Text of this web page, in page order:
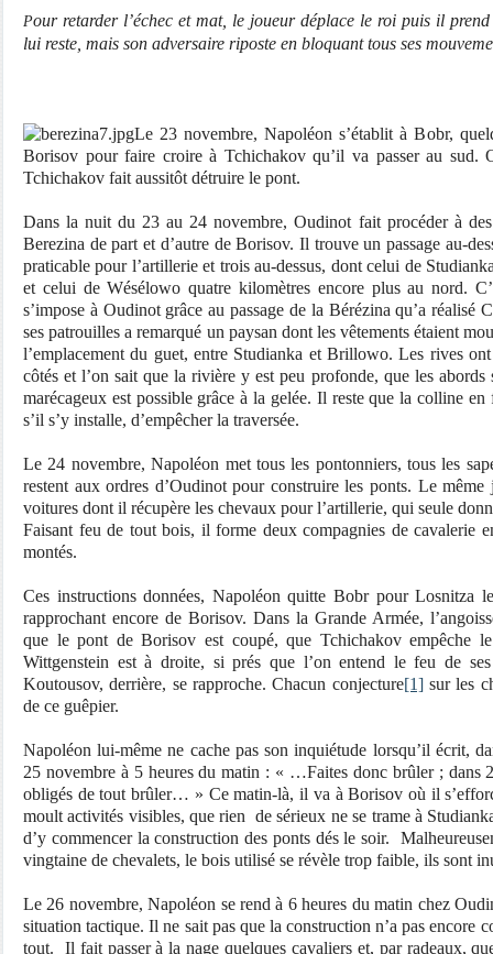
Pour retarder l’échec et mat, le joueur déplace le roi puis il
lui reste, mais son adversaire riposte en bloquant tous ses
Le 23 novembre, Napoléon s’établit à Bobr,
Borisov pour faire croire à Tchichakov qu’il va passer au sud.
Tchichakov fait aussitôt détruire le pont.
Dans la nuit du 23 au 24 novembre, Oudinot fait procéder à
Berezina de part et d’autre de Borisov. Il trouve un passage au-
praticable pour l’artillerie et trois au-dessus, dont celui de
et celui de Wésélowo quatre kilomètres encore plus au nord.
s’impose à Oudinot grâce au passage de la Bérézina qu’a réalisé
ses patrouilles a remarqué un paysan dont les vêtements étaient
l’emplacement du guet, entre Studianka et Brillowo. Les rives
côtés et l’on sait que la rivière y est peu profonde, que les
marécageux est possible grâce à la gelée. Il reste que la colline en
s’il s’y installe, d’empêcher la traversée.
Le 24 novembre, Napoléon met tous les pontonniers, tous les
restent aux ordres d’Oudinot pour construire les ponts. Le
voitures dont il récupère les chevaux pour l’artillerie, qui seule
Faisant feu de tout bois, il forme deux compagnies de cavalerie
montés.
Ces instructions données, Napoléon quitte Bobr pour Losnitza
rapprochant encore de Borisov. Dans la Grande Armée,
que le pont de Borisov est coupé, que Tchichakov empêche
Wittgenstein est à droite, si prés que l’on entend le feu de
Koutousov, derrière, se rapproche. Chacun conjecture[1]sur les
de ce guêpier.
Napoléon lui-même ne cache pas son inquiétude lorsqu’il écrit,
25 novembre à 5 heures du matin : « …Faites donc brûler ; dans
obligés de tout brûler… » Ce matin-là, il va à Borisov où il
moult activités visibles, que rien de sérieux ne se trame à
d’y commencer la construction des ponts dés le soir.
vingtaine de chevalets, le bois utilisé se révèle trop faible, ils sont
Le 26 novembre, Napoléon se rend à 6 heures du matin chez
situation tactique. Il ne sait pas que la construction n’a pas encore
tout.
Il fait passer à la nage quelques cavaliers et, par radeaux,